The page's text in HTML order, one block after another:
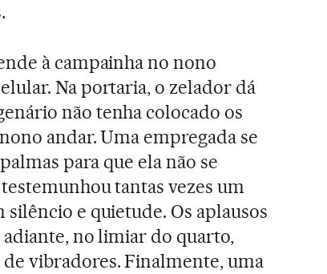
à campainha no nono
Na portaria, o zelador dá
não tenha colocado os
andar. Uma empregada se
para que ela não se
tantas vezes um
e quietude. Os aplausos
no limiar do quarto,
de vibradores. Finalmente, uma